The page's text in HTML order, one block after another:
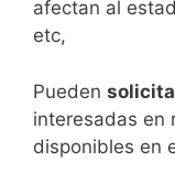
afectan al
etc,
​Pueden
interesadas en
disponibles en